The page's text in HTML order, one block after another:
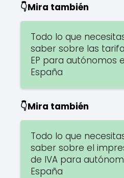
👇Mira también
Todo lo que
saber sobre las
EP para autónomos
España
👇Mira también
Todo lo que
saber sobre el
de IVA para
España